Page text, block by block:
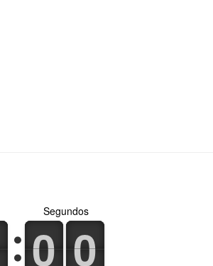
0
0
1
1 0
0
1
1
Segundos